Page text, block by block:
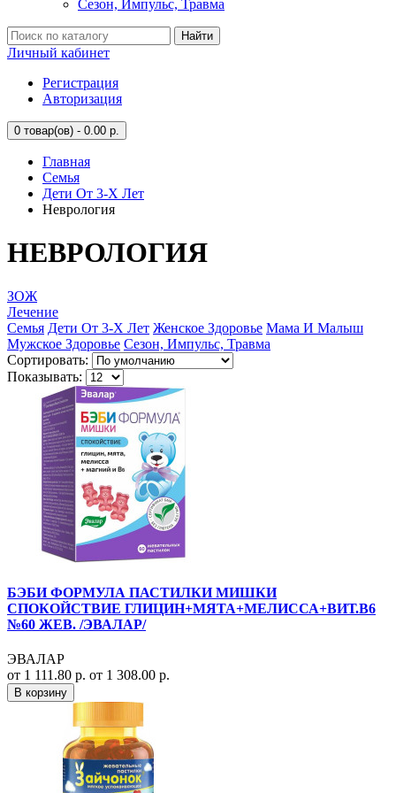
Сезон, Импульс, Травма
Найти
Личный кабинет
Регистрация
Авторизация
0 товар(ов) - 0.00 р.
Главная
Семья
Дети От 3-Х Лет
Неврология
НЕВРОЛОГИЯ
ЗОЖ
Лечение
Семья Дети От 3-Х Лет Женское Здоровье Мама И Малыш
Мужское Здоровье Сезон, Импульс, Травма
Сортировать:
Показывать:
БЭБИ ФОРМУЛА ПАСТИЛКИ МИШКИ
СПОКОЙСТВИЕ ГЛИЦИН+МЯТА+МЕЛИССА+ВИТ.В6
№60 ЖЕВ. /ЭВАЛАР/
ЭВАЛАР
от 1 111.80 р. от 1 308.00 р.
В корзину